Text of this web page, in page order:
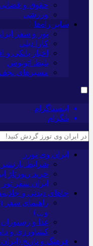
حقوق و
ورزشی
سایر راه‌ها
تور و سفر
کارا دیلی
اخبار بانکی و
بلیط اتوبوس
مسیرهای نجف
اینستاگرام
تلگرام
ایران وی تورز
شرایط بازنشر
خرید رپورتاژ
ایران سفر تور
جاهای دیدنی و
راهنمای سفر
و…)
غذا و رستوران
کشاورزی و
فرهنگ و تاریخ